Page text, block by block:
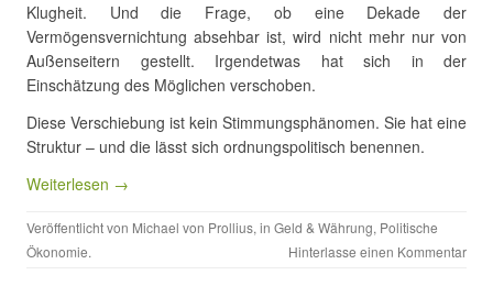
Klugheit. Und die Frage, ob eine Dekade der
Vermögensvernichtung absehbar ist, wird nicht mehr nur von
Außenseitern gestellt. Irgendetwas hat sich in der
Einschätzung des Möglichen verschoben.
Diese Verschiebung ist kein Stimmungsphänomen. Sie hat eine
Struktur – und die lässt sich ordnungspolitisch benennen.
Weiterlesen →
Veröffentlicht von Michael von Prollius, in Geld & Währung, Politische
Ökonomie. Hinterlasse einen Kommentar